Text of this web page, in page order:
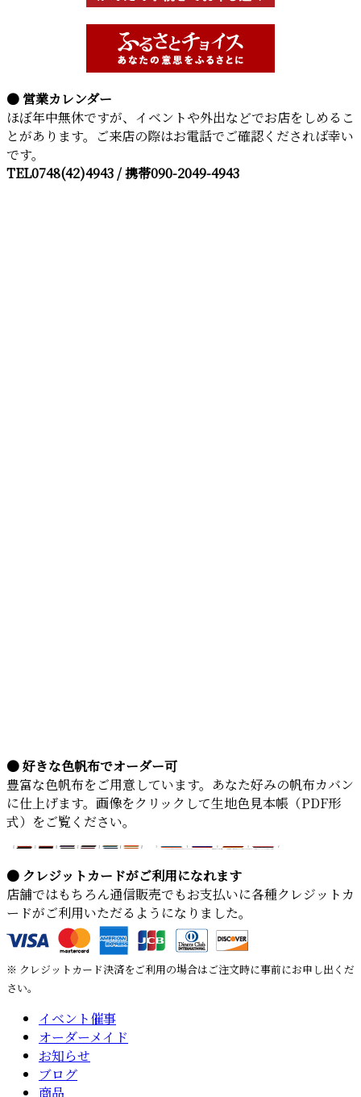
● 営業カレンダー
ほぼ年中無休ですが、イベントや外出などでお店をしめるこ
とがあります。ご来店の際はお電話でご確認くだされば幸い
です。
TEL0748(42)4943 / 携帯090-2049-4943
● 好きな色帆布でオーダー可
豊富な色帆布をご用意しています。あなた好みの帆布カバン
に仕上げます。画像をクリックして生地色見本帳（PDF形
式）をご覧ください。
● クレジットカードがご利用になれます
店舗ではもちろん通信販売でもお支払いに各種クレジットカ
ードがご利用いただるようになりました。
※ クレジットカード決済をご利用の場合はご注文時に事前にお申し出くだ
さい。
イベント催事
オーダーメイド
お知らせ
ブログ
商品